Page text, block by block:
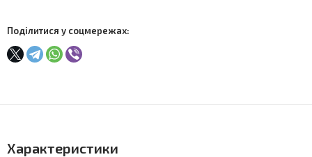
Поділитися у соцмережах:
Характеристики